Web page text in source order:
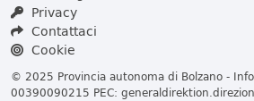
Privacy
Contattaci
Cookie
© 2025 Provincia autonoma di Bolzano -
00390090215 PEC: